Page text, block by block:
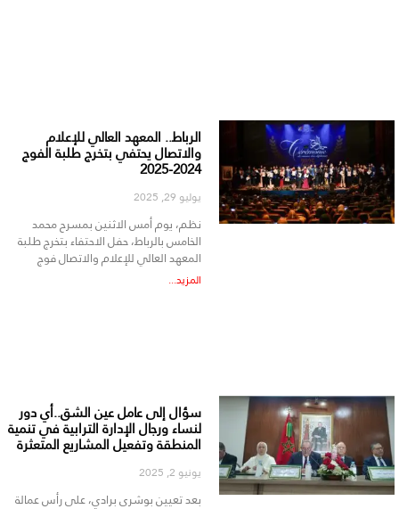
الرباط.. المعهد العالي للإعلام
والاتصال يحتفي بتخرج طلبة الفوج
2024-2025
يوليو 29, 2025
نظم، يوم أمس الاثنين بمسرح محمد
الخامس بالرباط، حفل الاحتفاء بتخرج طلبة
المعهد العالي للإعلام والاتصال فوج
المزيد...
سؤال إلى عامل عين الشق..أي دور
لنساء ورجال الإدارة الترابية في تنمية
المنطقة وتفعيل المشاريع المتعثرة
يونيو 2, 2025
بعد تعيين بوشرى برادي، على رأس عمالة